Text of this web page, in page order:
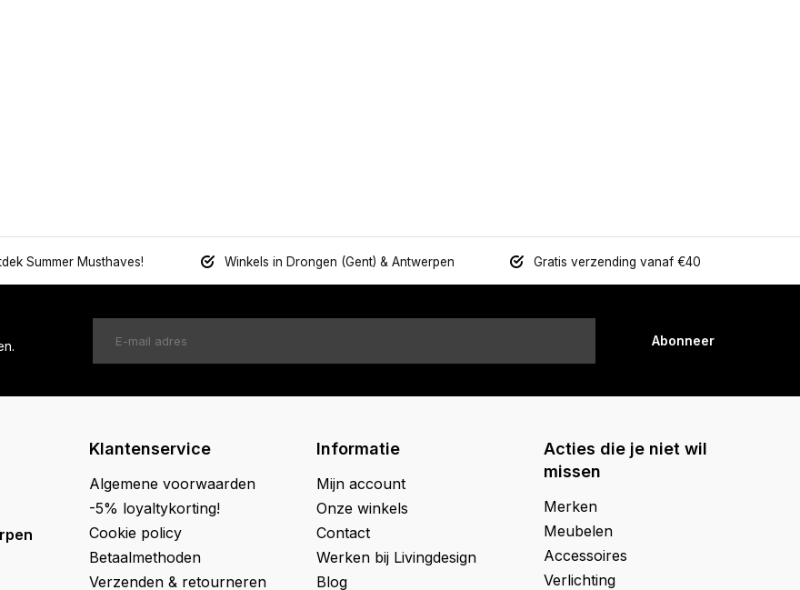
Summer Musthaves! Winkels in Drongen (Gent) & Antwerpen Gratis verzending vanaf €40
Abonneer
Klantenservice
Algemene voorwaarden
-5% loyaltykorting!
Cookie policy
Betaalmethoden
Verzenden & retourneren
Informatie
Mijn account
Onze winkels
Contact
Werken bij Livingdesign
Blog
Acties die je niet wil
missen
Merken
Meubelen
Accessoires
Verlichting